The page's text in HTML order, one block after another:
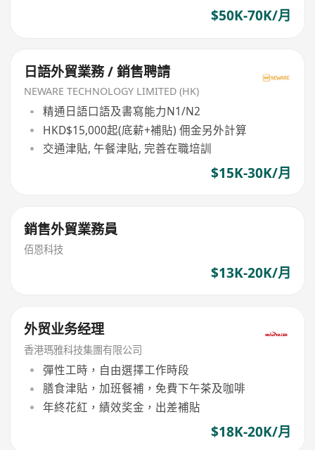
$50K-70K/月
日語外貿業務 / 銷售聘請
NEWARE TECHNOLOGY LIMITED (HK)
精通日語口語及書寫能力N1/N2
HKD$15,000起(底薪+補貼) 佣金另外計算
交通津貼, 午餐津貼, 完善在職培訓
$15K-30K/月
銷售外貿業務員
佰恩科技
$13K-20K/月
外贸业务经理
香港瑪雅科技集團有限公司
彈性工時，自由選擇工作時段
膳食津貼，加班餐補，免費下午茶及咖啡
年終花紅，績效奖金，出差補貼
$18K-20K/月